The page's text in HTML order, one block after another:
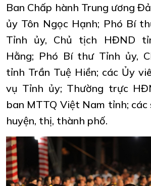
Ban Chấp hành Trung ương
ủy Tôn Ngọc Hạnh; Phó Bí
Tỉnh ủy, Chủ tịch HĐND
Hằng; Phó Bí thư Tỉnh ủy,
tỉnh Trần Tuệ Hiền; các Ủy
vụ Tỉnh ủy; Thường trực
ban MTTQ Việt Nam tỉnh; các
huyện, thị, thành phố.